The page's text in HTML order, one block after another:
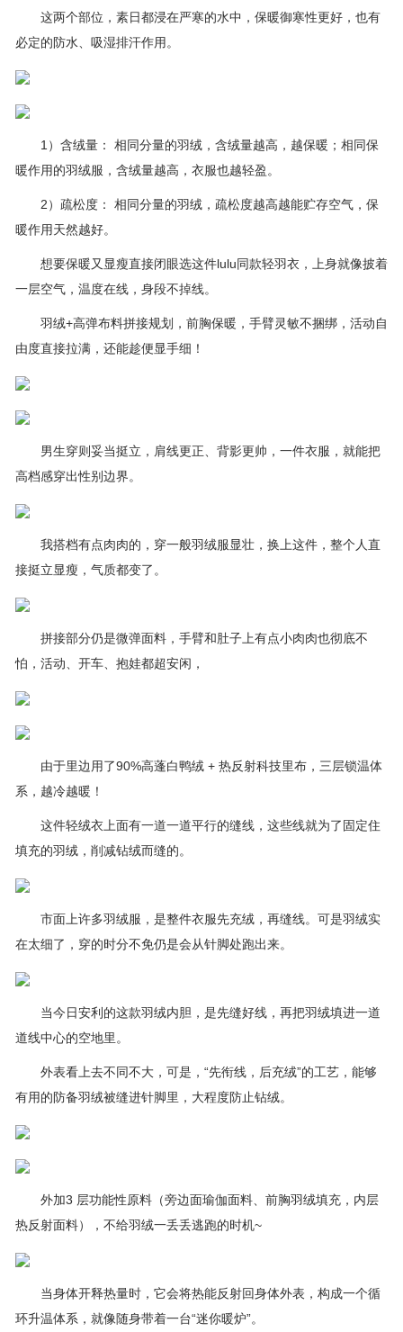
这两个部位，素日都浸在严寒的水中，保暖御寒性更好，也有
必定的防水、吸湿排汗作用。
1）含绒量： 相同分量的羽绒，含绒量越高，越保暖；相同保
暖作用的羽绒服，含绒量越高，衣服也越轻盈。
2）疏松度： 相同分量的羽绒，疏松度越高越能贮存空气，保
暖作用天然越好。
想要保暖又显瘦直接闭眼选这件lulu同款轻羽衣，上身就像披着
一层空气，温度在线，身段不掉线。
羽绒+高弹布料拼接规划，前胸保暖，手臂灵敏不捆绑，活动自
由度直接拉满，还能趁便显手细！
男生穿则妥当挺立，肩线更正、背影更帅，一件衣服，就能把
高档感穿出性别边界。
我搭档有点肉肉的，穿一般羽绒服显壮，换上这件，整个人直
接挺立显瘦，气质都变了。
拼接部分仍是微弹面料，手臂和肚子上有点小肉肉也彻底不
怕，活动、开车、抱娃都超安闲，
由于里边用了90%高蓬白鸭绒 + 热反射科技里布，三层锁温体
系，越冷越暖！
这件轻绒衣上面有一道一道平行的缝线，这些线就为了固定住
填充的羽绒，削减钻绒而缝的。
市面上许多羽绒服，是整件衣服先充绒，再缝线。可是羽绒实
在太细了，穿的时分不免仍是会从针脚处跑出来。
当今日安利的这款羽绒内胆，是先缝好线，再把羽绒填进一道
道线中心的空地里。
外表看上去不同不大，可是，“先衔线，后充绒”的工艺，能够
有用的防备羽绒被缝进针脚里，大程度防止钻绒。
外加3 层功能性原料（旁边面瑜伽面料、前胸羽绒填充，内层
热反射面料），不给羽绒一丢丢逃跑的时机~
当身体开释热量时，它会将热能反射回身体外表，构成一个循
环升温体系，就像随身带着一台“迷你暖炉”。